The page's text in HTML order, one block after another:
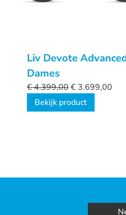
Liv Devote
Dames
€4.399,00€ 3.699,00
Bekijk product